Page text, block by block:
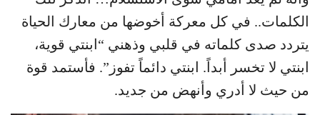
الكلمات.. في كل معركة أخوضها من معارك الحياة
يتردد صدى كلماته في قلبي وذهني “ابنتي قوية،
ابنتي لا تخسر أبداً. ابنتي دائماً تفوز”. فأستمد قوة
من حيث لا أدري وأنهض من جديد.